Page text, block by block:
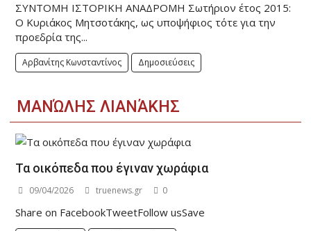
ΣΥΝΤΟΜΗ ΙΣΤΟΡΙΚΗ ΑΝΑΔΡΟΜΗ Σωτήριον έτος 2015:
Ο Κυριάκος Μητσοτάκης, ως υποψήφιος τότε για την
προεδρία της...
Αρβανίτης Κωνσταντίνος Δημοσιεύσεις
ΜΑΝΏΛΗΣ ΛΙΑΝΆΚΗΣ
Τα οικόπεδα που έγιναν χωράφια
09/04/2026 truenews.gr 0
Share on FacebookTweetFollow usSave